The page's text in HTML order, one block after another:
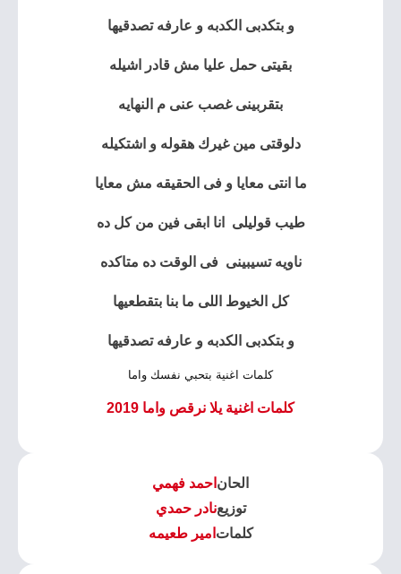
و بتكدبى الكدبه و عارفه تصدقيها
بقيتى حمل عليا مش قادر اشيله
بتقربينى غصب عنى م النهايه
دلوقتى مين غيرك هقوله و اشتكيله
ما انتى معايا و فى الحقيقه مش معايا
طيب قوليلى انا ابقى فين من كل ده
ناويه تسيبينى فى الوقت ده متاكده
كل الخيوط اللى ما بنا بتقطعيها
و بتكدبى الكدبه و عارفه تصدقيها
كلمات اغنية بتحبي نفسك واما
كلمات اغنية يلا نرقص واما 2019
الحان احمد فهمي
توزيعنادر حمدي
كلمات امير طعيمه